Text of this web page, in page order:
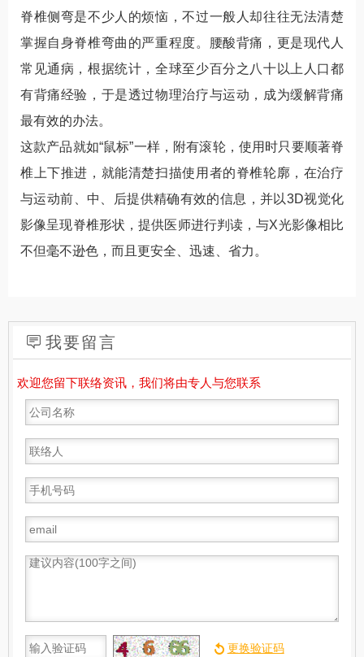
脊椎侧弯是不少人的烦恼，不过一般人却往往无法清楚
掌握自身脊椎弯曲的严重程度。腰酸背痛，更是现代人
常见通病，根据统计，全球至少百分之八十以上人口都
有背痛经验，于是透过物理治疗与运动，成为缓解背痛
最有效的办法。
这款产品就如“鼠标”一样，附有滚轮，使用时只要顺著脊
椎上下推进，就能清楚扫描使用者的脊椎轮廓，在治疗
与运动前、中、后提供精确有效的信息，并以3D视觉化
影像呈现脊椎形状，提供医师进行判读，与X光影像相比
不但毫不逊色，而且更安全、迅速、省力。
我要留言
欢迎您留下联络资讯，我们将由专人与您联系